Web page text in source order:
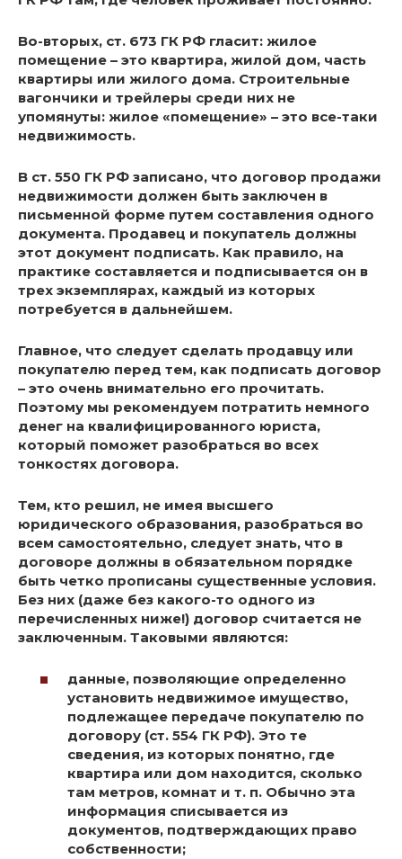
Во-вторых, ст. 673 ГК РФ гласит: жилое
помещение – это квартира, жилой дом, часть
квартиры или жилого дома. Строительные
вагончики и трейлеры среди них не
упомянуты: жилое «помещение» – это все-таки
недвижимость.
В ст. 550 ГК РФ записано, что договор продажи
недвижимости должен быть заключен в
письменной форме путем составления одного
документа. Продавец и покупатель должны
этот документ подписать. Как правило, на
практике составляется и подписывается он в
трех экземплярах, каждый из которых
потребуется в дальнейшем.
Главное, что следует сделать продавцу или
покупателю перед тем, как подписать договор
– это очень внимательно его прочитать.
Поэтому мы рекомендуем потратить немного
денег на квалифицированного юриста,
который поможет разобраться во всех
тонкостях договора.
Тем, кто решил, не имея высшего
юридического образования, разобраться во
всем самостоятельно, следует знать, что в
договоре должны в обязательном порядке
быть четко прописаны существенные условия.
Без них (даже без какого-то одного из
перечисленных ниже!) договор считается не
заключенным. Таковыми являются:
данные, позволяющие определенно
установить недвижимое имущество,
подлежащее передаче покупателю по
договору (ст. 554 ГК РФ). Это те
сведения, из которых понятно, где
квартира или дом находится, сколько
там метров, комнат и т. п. Обычно эта
информация списывается из
документов, подтверждающих право
собственности;